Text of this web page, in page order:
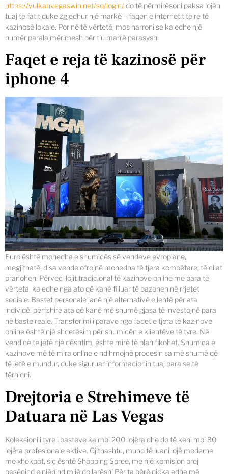
https://vulkanvegaswin.net/sq/login/do të përmirësoni paksa lojën
tuaj të fatit duke zgjedhur një markë – faqen e internetit të re të
kazinosë lokale. Por në të vërtetë, mos harroni se ka edhe një
numër paralajmërimesh për t'u marrë parasysh.
Faqet e reja të kazinosë për
iphone 4
Euro është monedha e shumicës së vendeve evropiane,
megjithatë, disa vende ofrojnë monedha të tjera kombëtare, të cilat
pranohen. Përveç llojit tradicional të kazinove online me para të
vërteta, ka edhe nga ato që kanë filluar të bazohen në rrjetet
sociale. Bastet personale janë një alternativë e lehtë për ata
individë, përfshirë ata që kanë më shumë gjasa të investojnë para
në baste reale. Transferimi i parave nga faqet e tjera të kazinove
online është një shqetësim për shumicën e klientëve të tyre. Në
vend që të jetë një dështim, është mirë të planifikohet. Shumica e
kazinove më të mira online e ndihmojnë procesin sa më shumë që
të jetë e mundur, duke siguruar informacionin tuaj para se të
tërhiqni.
Drejtoria e Strehimeve të
Datuara në Las Vegas
Koleksioni i tyre i basteve ka mbi 200 lojëra dhe do të keni mbi 30
lojëra profesionale aktive. Gjithashtu, mund të luani lojë moderne
me xhekpot, siç është Shopping Spree, me një komision prej
pesëqind e njëqind mijë dollarësh! Për ta bërë diçka edhe më